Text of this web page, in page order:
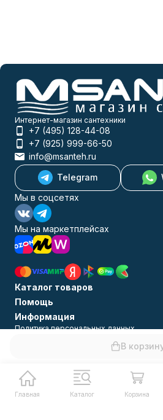
В
Главная Каталог Корзина
Интернет-магазин сантехники
+7 (495) 128-44-08
+7 (925) 999-66-50
info@msanteh.ru
Telegram
Мы в соцсетях
Мы на маркетплейсах
Каталог товаров
Помощь
Информация
Политика персональных данных